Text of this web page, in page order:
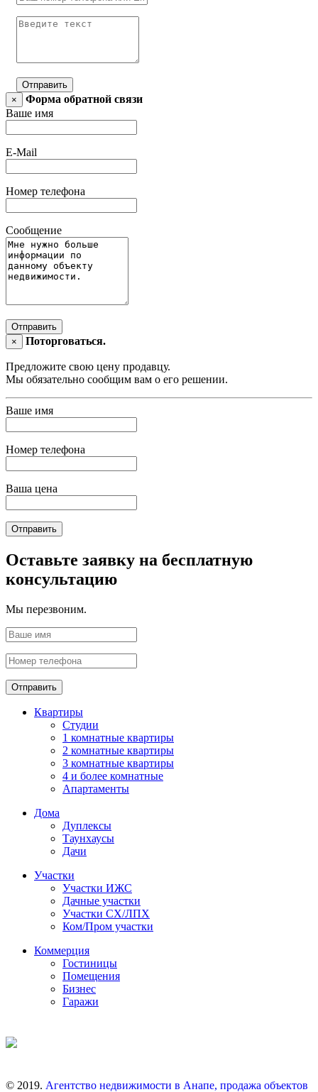
Отправить
×
Форма обратной связи
Ваше имя
E-Mail
Номер телефона
Сообщение
Отправить
×
Поторговаться.
Предложите свою цену продавцу.
Мы обязательно сообщим вам о его решении.
Ваше имя
Номер телефона
Ваша цена
Отправить
Оставьте заявку на бесплатную
консультацию
Мы перезвоним.
Отправить
Квартиры
Студии
1 комнатные квартиры
2 комнатные квартиры
3 комнатные квартиры
4 и более комнатные
Апартаменты
Дома
Дуплексы
Таунхаусы
Дачи
Участки
Участки ИЖС
Дачные участки
Участки СХ/ЛПХ
Ком/Пром участки
Коммерция
Гостиницы
Помещения
Бизнес
Гаражи
© 2019. Агентство недвижимости в Анапе, продажа объектов